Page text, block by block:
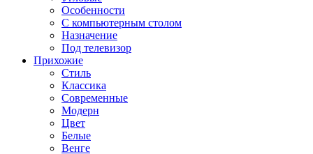
Особенности
С компьютерным столом
Назначение
Под телевизор
Прихожие
Стиль
Классика
Современные
Модерн
Цвет
Белые
Венге